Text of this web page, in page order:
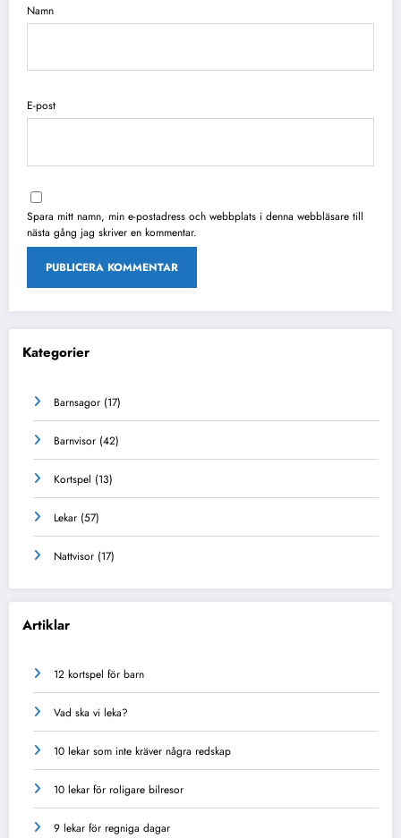
Namn
E-post
Spara mitt namn, min e-postadress och webbplats i denna webbläsare till
nästa gång jag skriver en kommentar.
Kategorier
Barnsagor (17)
Barnvisor (42)
Kortspel (13)
Lekar (57)
Nattvisor (17)
Artiklar
12 kortspel för barn
Vad ska vi leka?
10 lekar som inte kräver några redskap
10 lekar för roligare bilresor
9 lekar för regniga dagar